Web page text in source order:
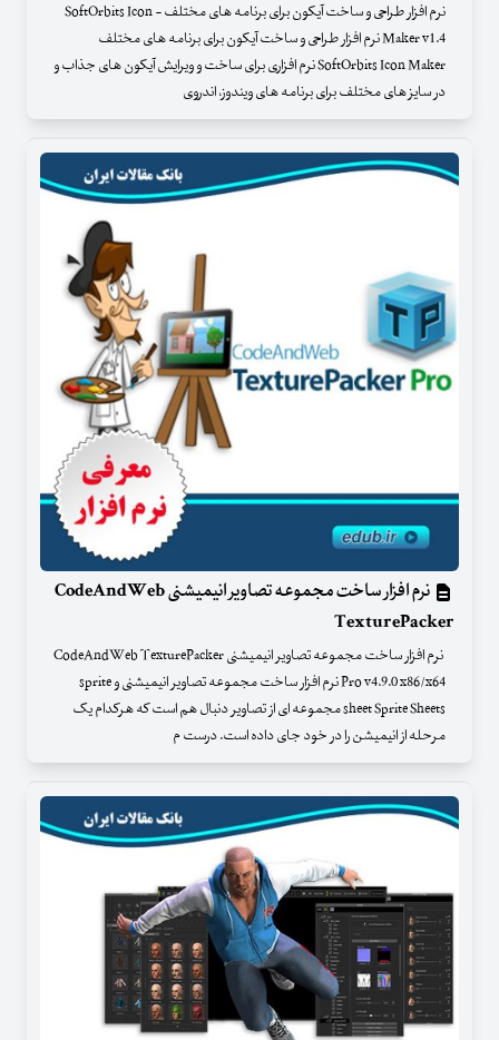
نرم افزار طراحی و ساخت آیکون برای برنامه های مختلف - SoftOrbits Icon
Maker v1.4 نرم افزار طراحی و ساخت آیکون برای برنامه های مختلف
SoftOrbits Icon Maker نرم افزاری برای ساخت و ویرایش آیکون های جذاب و
در سایز های مختلف برای برنامه های ویندوز، اندروی
نرم افزار ساخت مجموعه تصاویر انیمیشنی CodeAndWeb
TexturePacker
نرم افزار ساخت مجموعه تصاویر انیمیشنی CodeAndWeb TexturePacker
Pro v4.9.0 x86/x64 نرم افزار ساخت مجموعه تصاویر انیمیشنی و sprite
sheet Sprite Sheets مجموعه ای از تصاویر دنبال هم است که هرکدام یک
مرحله از انیمیشن را در خود جای داده است. درست م